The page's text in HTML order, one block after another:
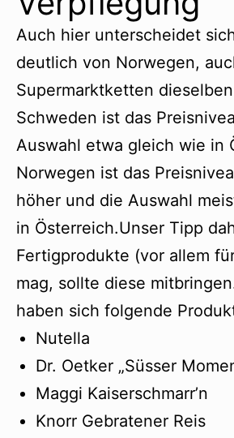
Auch hier unterscheidet
deutlich von Norwegen,
Supermarktketten
Schweden ist das
Auswahl etwa gleich wie in
Norwegen ist das
höher und die Auswahl
in Österreich.Unser Tipp
Fertigprodukte (vor allem
mag, sollte diese
haben sich folgende
Nutella
Dr. Oetker „Süsser
Maggi Kaiserschmarr’n
Knorr Gebratener Reis